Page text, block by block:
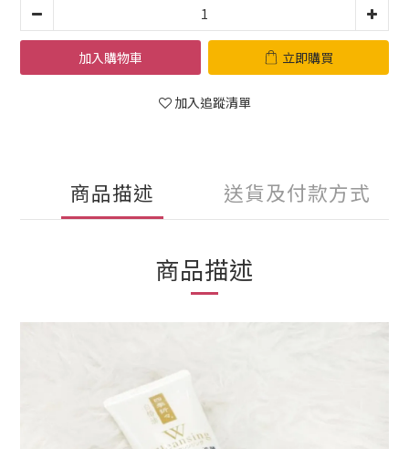
加入購物車 立即購買
加入追蹤清單
商品描述 送貨及付款方式
商品描述